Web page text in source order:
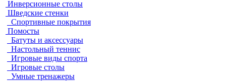
Инверсионные столы
Шведские стенки
Спортивные покрытия
Помосты
Батуты и аксессуары
Настольный теннис
Игровые виды спорта
Игровые столы
Умные тренажеры